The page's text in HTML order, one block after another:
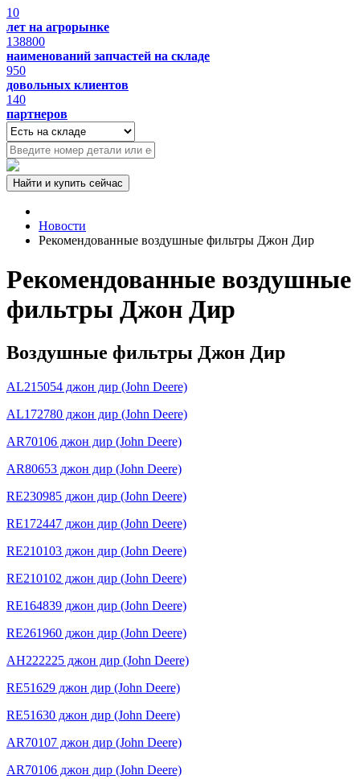
10
лет на агрорынке
138800
наименований запчастей на складе
950
довольных клиентов
140
партнеров
Новости
Рекомендованные воздушные фильтры Джон Дир
Рекомендованные воздушные
фильтры Джон Дир
Воздушные фильтры Джон Дир
AL215054 джон дир (John Deere)
AL172780 джон дир (John Deere)
AR70106 джон дир (John Deere)
AR80653 джон дир (John Deere)
RE230985 джон дир (John Deere)
RE172447 джон дир (John Deere)
RE210103 джон дир (John Deere)
RE210102 джон дир (John Deere)
RE164839 джон дир (John Deere)
RE261960 джон дир (John Deere)
AH222225 джон дир (John Deere)
RE51629 джон дир (John Deere)
RE51630 джон дир (John Deere)
AR70107 джон дир (John Deere)
AR70106 джон дир (John Deere)